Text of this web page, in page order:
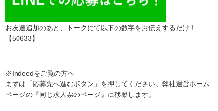
お友達追加のあと、トークにて以下の数字をお伝えするだけ！
【50633】
※Indeedをご覧の方へ
まずは「応募先へ進むボタン」を押してください。弊社運営ホーム
ページの『同じ求人票のページ』に移動します。